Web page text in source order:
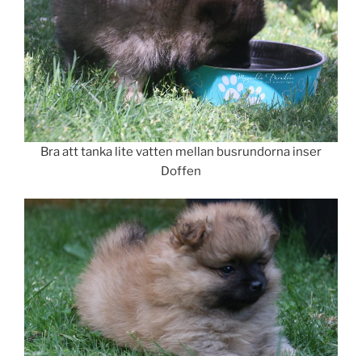
Bra att tanka lite vatten mellan busrundorna inser
Doffen